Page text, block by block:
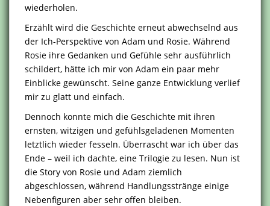
wiederholen.
Erzählt wird die Geschichte erneut abwechselnd aus
der Ich-Perspektive von Adam und Rosie. Während
Rosie ihre Gedanken und Gefühle sehr ausführlich
schildert, hätte ich mir von Adam ein paar mehr
Einblicke gewünscht. Seine ganze Entwicklung verlief
mir zu glatt und einfach.
Dennoch konnte mich die Geschichte mit ihren
ernsten, witzigen und gefühlsgeladenen Momenten
letztlich wieder fesseln. Überrascht war ich über das
Ende – weil ich dachte, eine Trilogie zu lesen. Nun ist
die Story von Rosie und Adam ziemlich
abgeschlossen, während Handlungsstränge einige
Nebenfiguren aber sehr offen bleiben.